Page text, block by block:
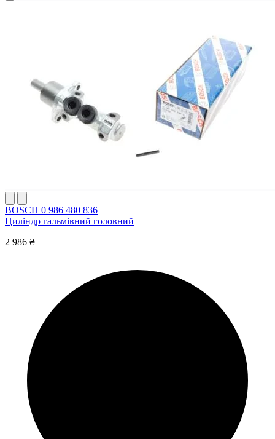
BOSCH 0 986 480 836
Циліндр гальмівний головний
2 986 ₴